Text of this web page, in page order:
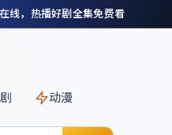
线，热播好剧全集免费看
动漫